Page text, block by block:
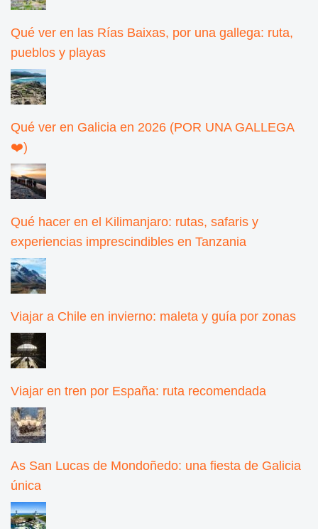
Qué ver en las Rías Baixas, por una gallega: ruta,
pueblos y playas
Qué ver en Galicia en 2026 (POR UNA GALLEGA
❤️)
Qué hacer en el Kilimanjaro: rutas, safaris y
experiencias imprescindibles en Tanzania
Viajar a Chile en invierno: maleta y guía por zonas
Viajar en tren por España: ruta recomendada
As San Lucas de Mondoñedo: una fiesta de Galicia
única